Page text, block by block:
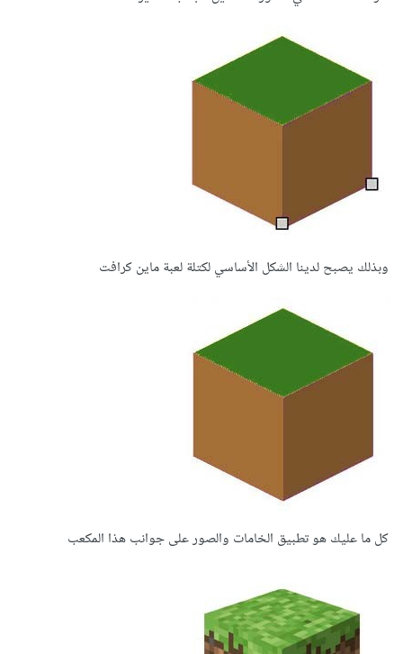
وبذلك يصبح لدينا الشكل الأساسي لكتلة لعبة ماين كرافت
كل ما عليك هو تطبيق الخامات والصور على جوانب هذا المكعب